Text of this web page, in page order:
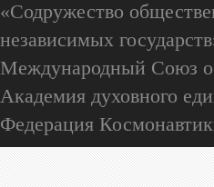
«Содружество
независимых
Международный Союз
Академия духовного
Федерация